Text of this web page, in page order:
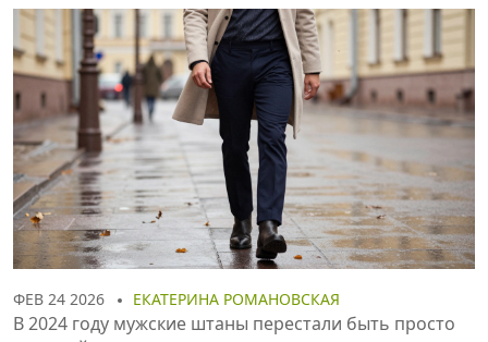
ФЕВ 24 2026 ЕКАТЕРИНА РОМАНОВСКАЯ
В 2024 году мужские штаны перестали быть просто